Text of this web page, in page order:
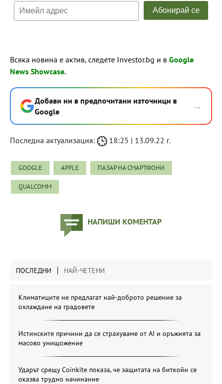
Всяка новина е актив, следете Investor.bg и в Google
News Showcase.
Добави ни в предпочитани източници в
Google
→
Последна актуализация: 18:25 | 13.09.22 г.
GOOGLE APPLE ПАЗАР НА СМАРТФОНИ
QUALCOMM
НАПИШИ КОМЕНТАР
ПОСЛЕДНИ НАЙ-ЧЕТЕНИ
Климатиците не предлагат най-доброто решение за
охлаждане на градовете
Истинските причини да се страхуваме от AI и оръжията за
масово унищожение
Ударът срещу Coinkite показа, че защитата на биткойн се
оказва трудно начинание